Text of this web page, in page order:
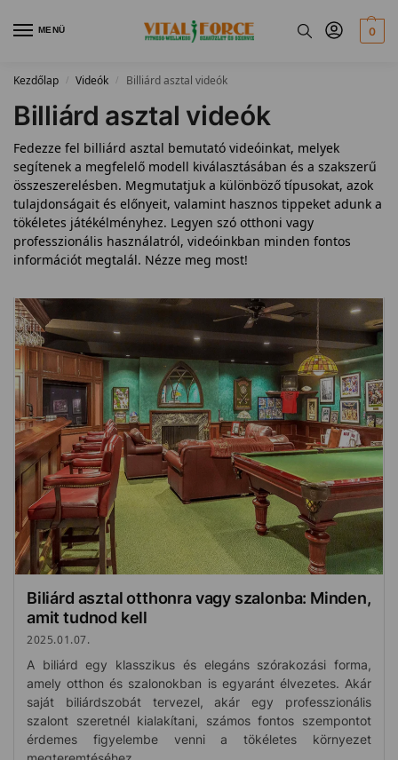
MENÜ 0
Kezdőlap / Videók / Billiárd asztal videók
Billiárd asztal videók
Fedezze fel billiárd asztal bemutató videóinkat, melyek
segítenek a megfelelő modell kiválasztásában és a szakszerű
összeszerelésben. Megmutatjuk a különböző típusokat, azok
tulajdonságait és előnyeit, valamint hasznos tippeket adunk a
tökéletes játékélményhez. Legyen szó otthoni vagy
professzionális használatról, videóinkban minden fontos
információt megtalál. Nézze meg most!
Biliárd asztal otthonra vagy szalonba: Minden,
amit tudnod kell
2025.01.07.
A biliárd egy klasszikus és elegáns szórakozási forma,
amely otthon és szalonokban is egyaránt élvezetes. Akár
saját biliárdszobát tervezel, akár egy professzionális
szalont szeretnél kialakítani, számos fontos szempontot
érdemes figyelembe venni a tökéletes környezet